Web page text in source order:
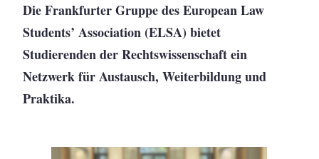
Die Frankfurter Gruppe des European Law
Students’ Association (ELSA) bietet
Studierenden der Rechtswissenschaft ein
Netzwerk für Austausch, Weiterbildung und
Praktika.